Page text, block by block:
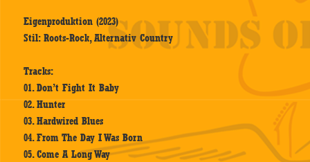
Eigenproduktion (2023)
Stil: Roots-Rock, Alternativ Country
Tracks:
01. Don’t Fight It Baby
02. Hunter
03. Hardwired Blues
04. From The Day I Was Born
05. Come A Long Way